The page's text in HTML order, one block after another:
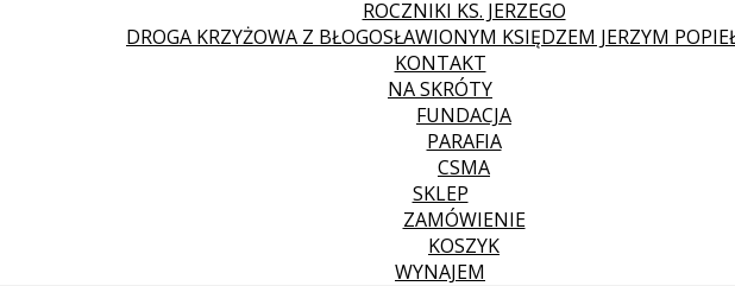
ROCZNIKI KS. JERZEGO
DROGA KRZYŻOWA Z BŁOGOSŁAWIONYM KSIĘDZEM JERZYM
KONTAKT
NA SKRÓTY
FUNDACJA
PARAFIA
CSMA
SKLEP
ZAMÓWIENIE
KOSZYK
WYNAJEM